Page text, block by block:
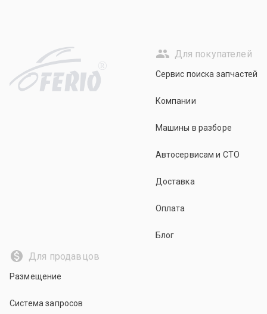
R
Для покупателей
Сервис поиска запчастей
Компании
Машины в разборе
Автосервисам и СТО
Доставка
Оплата
Блог
Для продавцов
Размещение
Система запросов